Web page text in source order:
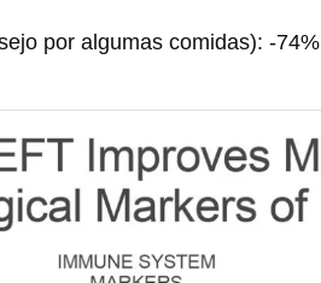
por algumas comidas): -74%